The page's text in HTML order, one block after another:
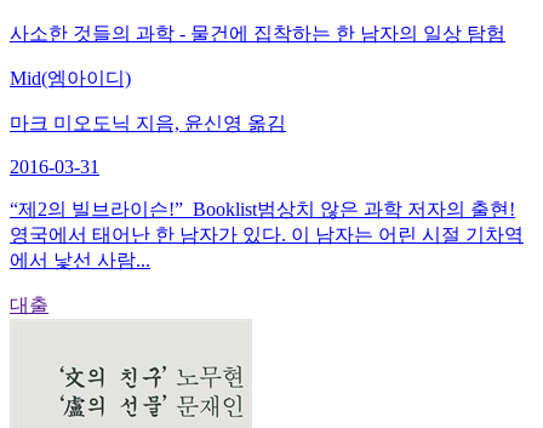
사소한 것들의 과학 - 물건에 집착하는 한 남자의 일상 탐험
Mid(엠아이디)
마크 미오도닉 지음, 윤신영 옮김
2016-03-31
“제2의 빌브라이슨!”_Booklist범상치 않은 과학 저자의 출현!
영국에서 태어난 한 남자가 있다. 이 남자는 어린 시절 기차역
에서 낯선 사람...
대출